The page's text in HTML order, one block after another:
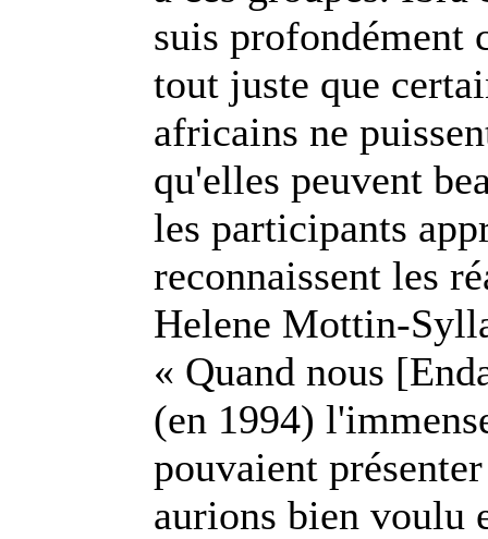
suis profondément
tout juste que
africains ne
qu'elles peuvent
les participants
reconnaissent les
Helene Mottin-
« Quand nous
(en 1994)
pouvaient
aurions bien voulu